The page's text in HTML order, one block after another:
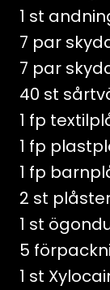
1 st
7 par
7 par
40 st
1 fp
1 fp
1 fp
2 st
1 st
5
1 st